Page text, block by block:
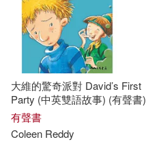
大維的驚奇派對 David’s First
Party (中英雙語故事) (有聲書)
有聲書
Coleen Reddy